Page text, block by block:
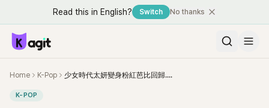
Read this in English? Switch No thanks
Home K-Pop 少女時代太妍變身粉紅芭比回歸...破格性感風引網友讚嘆！
K-POP